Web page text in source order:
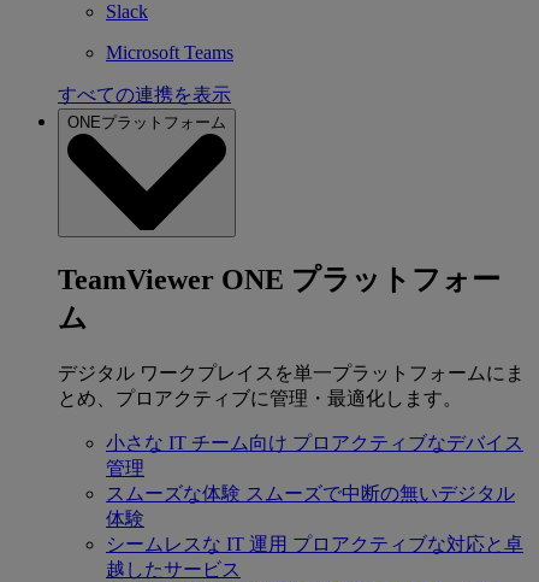
Slack
Microsoft Teams
すべての連携を表示
ONEプラットフォーム
TeamViewer ONE プラットフォー
ム
デジタル ワークプレイスを単一プラットフォームにま
とめ、プロアクティブに管理・最適化します。
小さな IT チーム向け プロアクティブなデバイス
管理
スムーズな体験 スムーズで中断の無いデジタル
体験
シームレスな IT 運用 プロアクティブな対応と卓
越したサービス